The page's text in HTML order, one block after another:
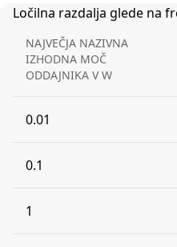
Ločilna razdalja glede na
NAJVEČJA NAZIVNA
IZHODNA MOČ
ODDAJNIKA V W
0.01
0.1
1